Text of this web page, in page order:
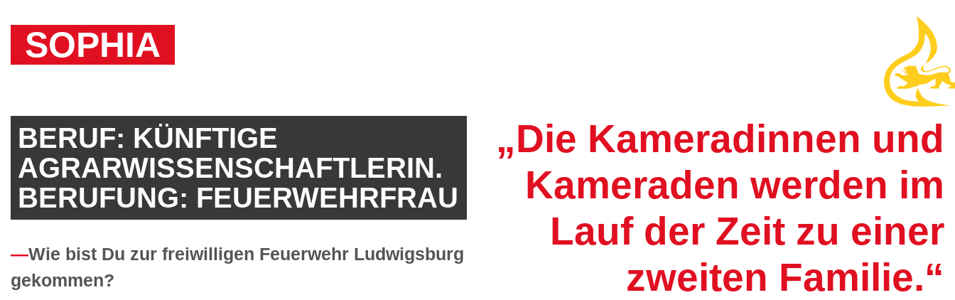
SOPHIA
BERUF: KÜNFTIGE
AGRARWISSENSCHAFTLERIN.
BERUFUNG: FEUERWEHRFRAU
Wie bist Du zur freiwilligen Feuerwehr Ludwigsburg
gekommen?
„Die Kameradinnen und
Kameraden werden im
Lauf der Zeit zu einer
zweiten Familie.“